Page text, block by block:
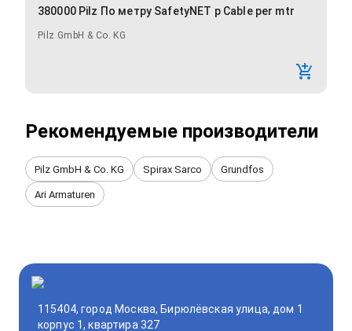
380000 Pilz По метру SafetyNET p Cable per mtr
Pilz GmbH & Co. KG
Рекомендуемые производители
Pilz GmbH & Co. KG Spirax Sarco Grundfos
Ari Armaturen
115404, город Москва, Бирюлёвская улица, дом 1
корпус 1, квартира 327